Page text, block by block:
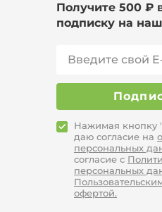
Получите 500 ₽
подписку на
Нажимая кнопку
даю согласие на
персональных
согласие с
персональных
офертой.